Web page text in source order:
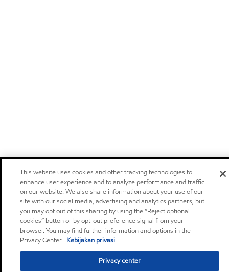
This website uses cookies and other tracking technologies to
enhance user experience and to analyze performance and traffic
on our website. We also share information about your use of our
site with our social media, advertising and analytics partners, but
you may opt out of this sharing by using the “Reject optional
cookies” button or by opt-out preference signal from your
browser. You may find further information and options in the
Privacy Center. Kebijakan privasi
Privacy center